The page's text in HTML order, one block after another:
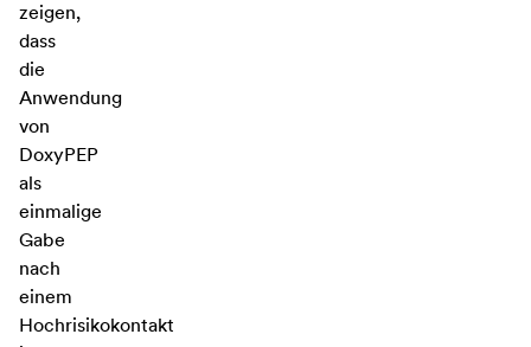
zeigen,
dass
die
Anwendung
von
DoxyPEP
als
einmalige
Gabe
nach
einem
Hochrisikokontakt